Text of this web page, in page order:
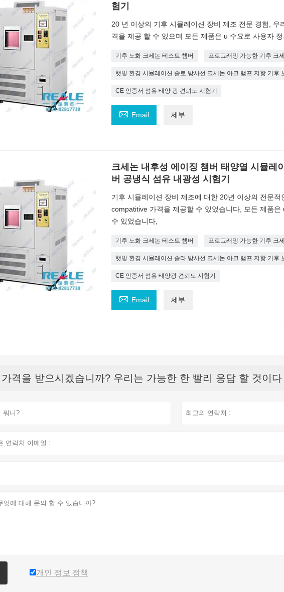
험기
20 년 이상의 기후 시뮬레이션 장비 제조 전문 경험,
격을 제공 할 수 있으며 모든 제품은 u 수요로 사용자
기후 노화 크세논 테스트 챔버 프로그래밍 가능한 기후 크
햇빛 환경 시뮬레이션 솔로 방사선 크세논 아크 램프 저항 기후
CE 인증서 섬유 태양 광 견뢰도 시험기
 Email 세부
크세논 내후성 에이징 챔버 태양열 시뮬레
버 공냉식 섬유 내광성 시험기
기후 시뮬레이션 장비 제조에 대한 20년 이상의 전문
compatitive 가격을 제공할 수 있었습니다, 모든 제품은
수 있었습니다,
기후 노화 크세논 테스트 챔버 프로그래밍 가능한 기후 크
햇빛 환경 시뮬레이션 솔라 방사선 크세논 아크 램프 저항 기후
CE 인증서 섬유 태양광 견뢰도 시험기
 Email 세부
격을 받으시겠습니까? 우리는 가능한 한 빨리 응답 할 것이
개인 정보 정책